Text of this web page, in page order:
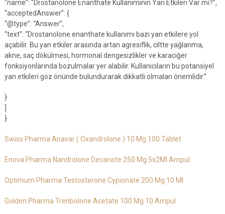
“name”: “Drostanolone Enanthate Kullanımının Yan Etkileri Var mı?”,
“acceptedAnswer”: {
“@type”: “Answer”,
“text”: “Drostanolone enanthate kullanımı bazı yan etkilere yol
açabilir. Bu yan etkiler arasında artan agresiflik, ciltte yağlanma,
akne, saç dökülmesi, hormonal dengesizlikler ve karaciğer
fonksiyonlarında bozulmalar yer alabilir. Kullanıcıların bu potansiyel
yan etkileri göz önünde bulundurarak dikkatli olmaları önemlidir.”
}
}
Swiss Pharma Anavar ( Oxandrolone ) 10 Mg 100 Tablet
Enova Pharma Nandrolone Decanote 250 Mg 5x2Ml Ampul
Optimum Pharma Testosterone Cypionate 200 Mg 10 Ml
Golden Pharma Trenbolone Acetate 100 Mg 10 Ampul